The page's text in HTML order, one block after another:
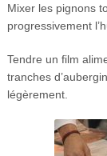
Mixer les pignons
progressivement
Tendre un film
tranches
légèrement.